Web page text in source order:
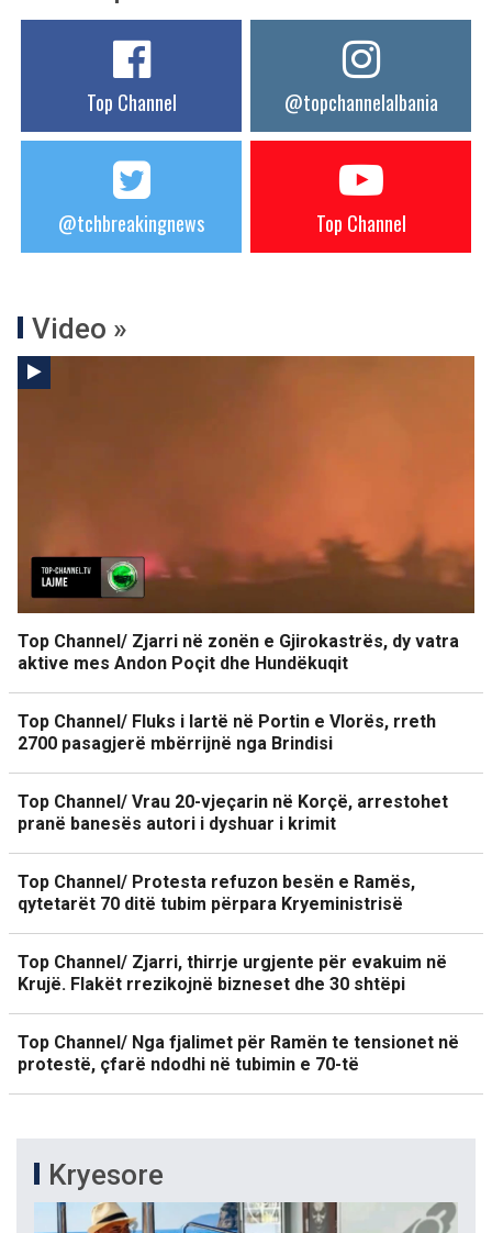
Top Channel @topchannelalbania
@tchbreakingnews Top Channel
Video »
Top Channel/ Zjarri në zonën e Gjirokastrës, dy vatra
aktive mes Andon Poçit dhe Hundëkuqit
Top Channel/ Fluks i lartë në Portin e Vlorës, rreth
2700 pasagjerë mbërrijnë nga Brindisi
Top Channel/ Vrau 20-vjeçarin në Korçë, arrestohet
pranë banesës autori i dyshuar i krimit
Top Channel/ Protesta refuzon besën e Ramës,
qytetarët 70 ditë tubim përpara Kryeministrisë
Top Channel/ Zjarri, thirrje urgjente për evakuim në
Krujë. Flakët rrezikojnë bizneset dhe 30 shtëpi
Top Channel/ Nga fjalimet për Ramën te tensionet në
protestë, çfarë ndodhi në tubimin e 70-të
Kryesore